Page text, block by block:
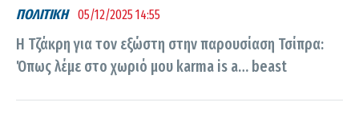
ΠΟΛΙΤΙΚΗ 05/12/2025 14:55
Η Τζάκρη για τον εξώστη στην παρουσίαση Τσίπρα:
Όπως λέμε στο χωριό μου karma is a… beast